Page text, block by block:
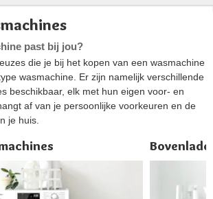
past bij jou?
die je bij het kopen van een wasmachine
wasmachine. Er zijn namelijk verschillende
beschikbaar, elk met hun eigen voor- en
af van je persoonlijke voorkeuren en de
je huis.